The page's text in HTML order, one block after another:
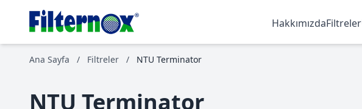
HakkımızdaFiltreler
Ana Sayfa / Filtreler / NTU Terminator
NTU Terminator